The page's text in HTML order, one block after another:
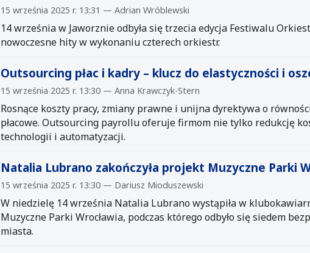
15 września 2025 r. 13:31 — Adrian Wróblewski
14 września w Jaworznie odbyła się trzecia edycja Festiwalu
nowoczesne hity w wykonaniu czterech orkiestr.
Outsourcing płac i kadry – klucz do elastyczności i
15 września 2025 r. 13:30 — Anna Krawczyk-Stern
Rosnące koszty pracy, zmiany prawne i unijna dyrektywa o
płacowe. Outsourcing payrollu oferuje firmom nie tylko redukcję
technologii i automatyzacji.
Natalia Lubrano zakończyła projekt Muzyczne Parki
15 września 2025 r. 13:30 — Dariusz Mioduszewski
W niedzielę 14 września Natalia Lubrano wystąpiła w
Muzyczne Parki Wrocławia, podczas którego odbyło się siedem
miasta.